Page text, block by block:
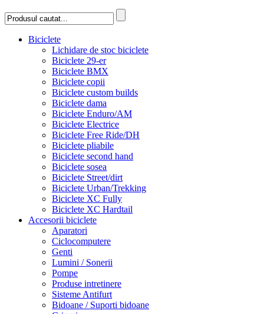
Biciclete
Lichidare de stoc biciclete
Biciclete 29-er
Biciclete BMX
Biciclete copii
Biciclete custom builds
Biciclete dama
Biciclete Enduro/AM
Biciclete Electrice
Biciclete Free Ride/DH
Biciclete pliabile
Biciclete second hand
Biciclete sosea
Biciclete Street/dirt
Biciclete Urban/Trekking
Biciclete XC Fully
Biciclete XC Hardtail
Accesorii biciclete
Aparatori
Ciclocomputere
Genti
Lumini / Sonerii
Pompe
Produse intretinere
Sisteme Antifurt
Bidoane / Suporti bidoane